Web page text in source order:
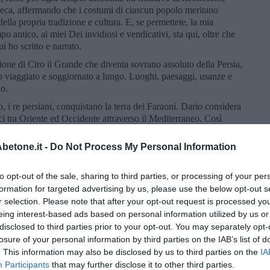
- Do Not Process My Personal Information
opt-out of the sale, sharing to third parties, or processing of your
for targeted advertising by us, please use the below opt-out
selection. Please note that after your opt-out request is processed
interest-based ads based on personal information utilized by us
to third parties prior to your opt-out. You may separately
of your personal information by third parties on the IAB’s list of
This information may also be disclosed by us to third parties on the
Participants that may further disclose it to other third parties.
affermando che i costumi di ciascun popolo meritano
propria tradizione e cultura. E, se permettete, la mia
antico, ai miei Dei invidiosi e vendicativi, sta qui, oltre che
ho scritto e narrato.
di Ciro il Grande che diventa sovrano assoluto della Persia,
e soggiornato a lungo. Luoghi, paesaggi, usanze e
i re persiani, conquistano la terra dei Faraoni. Dario considera
tra Oriente ed Occidente attraverso il Mediterraneo. Così
dell’Asia Minore, dividendo il territorio in
elleniche, guidate da Aristagora e sostenute da Milziade ed
e formano un esercito diopliti, la fanteria pesante. Nella
lunga inferiore di numero, riesce a sconfiggere Dario. La
La vittoria si deve al valore degli ellenici e all'unione di
emerodromo
, uno che corre per un giorno intero, addestrato a
importanti. Io scrivo che venne inviato da Atene a Sparta
Molto più tardi Plutarco, scrittore, filosofo e sacerdote
mi detestava e, povero lui, mi accusava di malignità, parla
o, secondo altri storici, Eucle – che, correndo con